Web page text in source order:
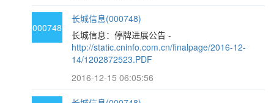
000748
长城信息(000748)
长城信息：停牌进展公告 -
http://static.cninfo.com.cn/finalpage/2016-12-
14/1202872523.PDF
2016-12-15 06:05:56